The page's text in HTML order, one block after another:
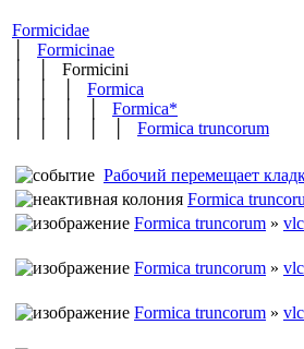
Formicidae
Formicinae
│ │ Formicini
Formica
Formica*
Formica truncorum
Рабочий перемещает
Formica
Formica truncorum »
Formica truncorum »
Formica truncorum »